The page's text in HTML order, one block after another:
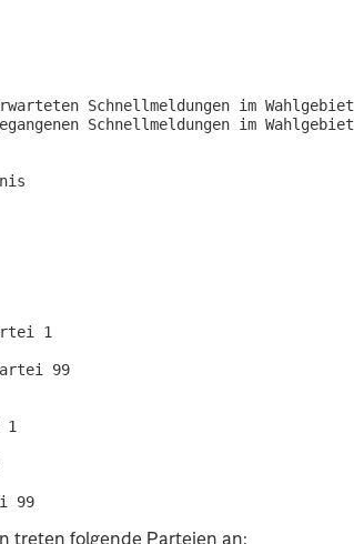
Schnellmeldungen im Wahlgebiet
Schnellmeldungen im Wahlgebiet
1
99
1
treten folgende Parteien an: